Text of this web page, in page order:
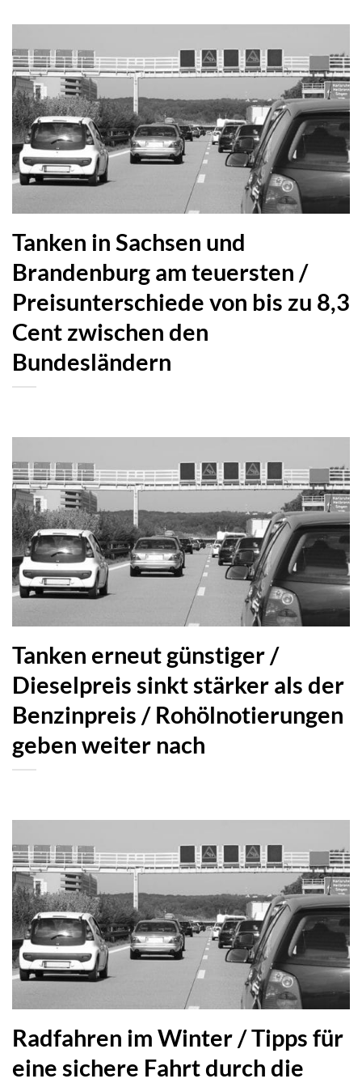
Tanken in Sachsen und
Brandenburg am teuersten /
Preisunterschiede von bis zu 8,3
Cent zwischen den
Bundesländern
Tanken erneut günstiger /
Dieselpreis sinkt stärker als der
Benzinpreis / Rohölnotierungen
geben weiter nach
Radfahren im Winter / Tipps für
eine sichere Fahrt durch die